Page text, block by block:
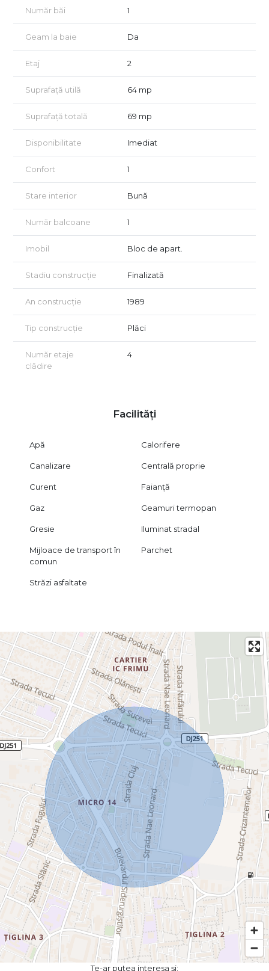
Număr băi 1
Geam la baie Da
Etaj 2
Suprafață utilă 64 mp
Suprafață totală 69 mp
Disponibilitate Imediat
Confort 1
Stare interior Bună
Număr balcoane 1
Imobil Bloc de apart.
Stadiu construcție Finalizată
An construcție 1989
Tip construcție Plăci
Număr etaje
clădire
4
Facilități
Apă Calorifere
Canalizare Centrală proprie
Curent Faianță
Gaz Geamuri termopan
Gresie Iluminat stradal
Mijloace de transport în
comun
Parchet
Străzi asfaltate
Te-ar putea interesa și: